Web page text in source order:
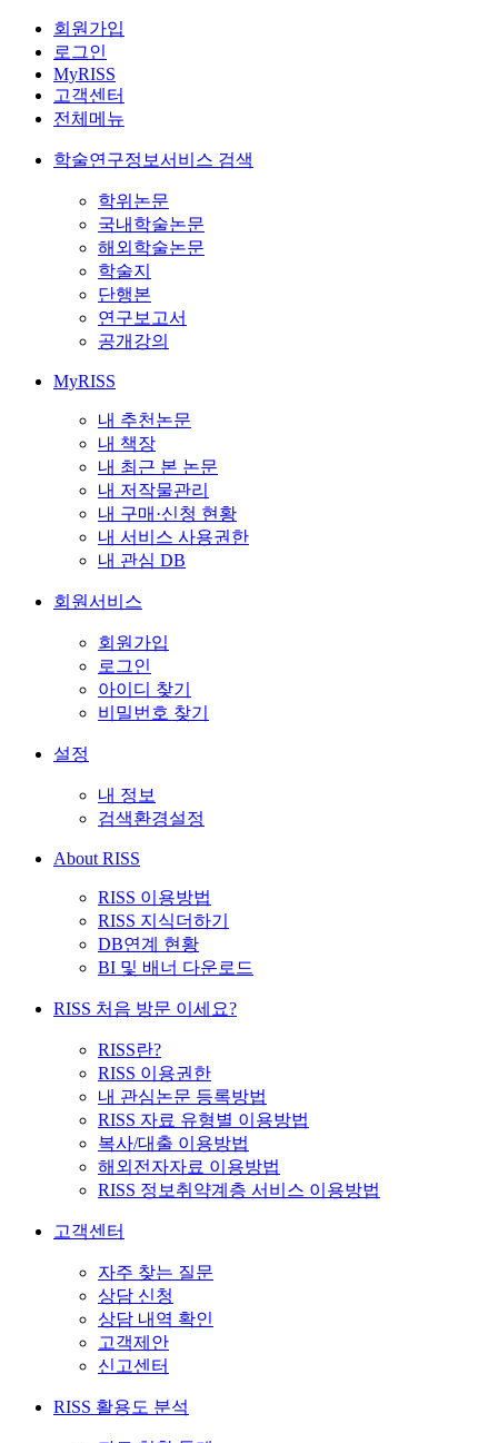
회원가입
로그인
MyRISS
고객센터
전체메뉴
학술연구정보서비스 검색
학위논문
국내학술논문
해외학술논문
학술지
단행본
연구보고서
공개강의
MyRISS
내 추천논문
내 책장
내 최근 본 논문
내 저작물관리
내 구매·신청 현황
내 서비스 사용권한
내 관심 DB
회원서비스
회원가입
로그인
아이디 찾기
비밀번호 찾기
설정
내 정보
검색환경설정
About RISS
RISS 이용방법
RISS 지식더하기
DB연계 현황
BI 및 배너 다운로드
RISS 처음 방문 이세요?
RISS란?
RISS 이용권한
내 관심논문 등록방법
RISS 자료 유형별 이용방법
복사/대출 이용방법
해외전자자료 이용방법
RISS 정보취약계층 서비스 이용방법
고객센터
자주 찾는 질문
상담 신청
상담 내역 확인
고객제안
신고센터
RISS 활용도 분석